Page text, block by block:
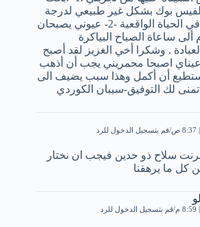
بوك بشكل غير طبيعي لدرجة
أني أنسا أصدقلئي في الحياة الواقعية -2- عيوني يصبحان
ألى ساعاة الصباح البياكرة
. وشكرا أخي الغزيز لقد أصبح
اصبحا محمريني يجب أن أذهب
أستطيع أن أكمل وهذا سبب يضيف الى
لك التوفيق-سيبان الكوردي
قم بتسجيل الدخول للرد
سلاح ذو حدين فيجب ان نختار
كل ما يرهقنا
قم بتسجيل الدخول للرد